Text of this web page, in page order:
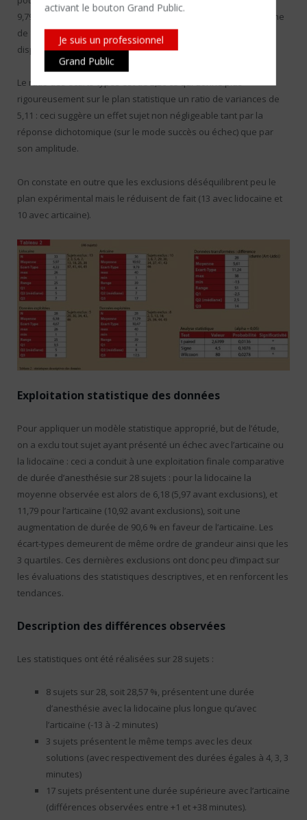
activant le bouton Grand Public.
Je suis un professionnel
Grand Public
9,79 : donc, la durée d’anesthésie est augmentée pour l’articaïne
de 83 % par rapport à la lidocaïne, mais en pondérant car la
dispersion des résultats est bien plus grande avec l’articaïne.
Le ratio des écarts-types est de 2,26 ce qui donne plus
rigoureusement sur le plan statistique un ratio de variances de
5,11 : ceci suggère un effet sujet non négligeable tant par la
réponse dichotomique (sur le mode succès ou échec) que par
son amplitude.
On constate en outre que les exclusions déséquilibrent peu le
plan expérimental mais le réduisent de fait (13 avec lidocaïne et
10 avec articaïne).
Exploitation statistique des données
Pour appliquer un modèle statistique approprié, but de l’étude,
on a exclu tout sujet ayant présenté un échec avec l’articaïne ou
la lidocaïne : ceci a conduit à une exploitation finale comparative
de durée d’anesthésie sur 28 sujets : pour la lidocaïne la
moyenne observée est alors de 6,18 (5,97 avant exclusions), et
11,79 pour l’articaïne (10,92 avant exclusions), soit une
augmentation de durée de 90,6 % en faveur de l’articaïne. Les
écart-types demeurent de même ordre de grandeur ainsi que les
3 quartiles. Ces dernières exclusions ont donc peu d’impact sur
les évaluations des statistiques descriptives, et en renforcent les
tendances.
Description des différences observées
Les statistiques ont été réalisées sur 28 sujets :
8 sujets sur 28, soit 28,57 %, présentent une durée
d’anesthésie avec la lidocaïne plus longue qu’avec
l’articaïne (-13 à -2 minutes)
3 sujets présentent le même temps avec les deux
solutions (avec respectivement des durées égales à 4, 3, 3
minutes)
17 sujets présentent une durée supérieure avec l’articaïne
(différences observées entre +1 et +38 minutes).